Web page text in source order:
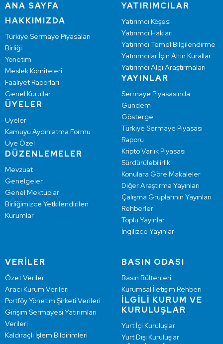
ANA SAYFA
HAKKIMIZDA
Türkiye Sermaye Piyasaları
Birliği
Yönetim
Meslek Komiteleri
Faaliyet Raporları
Genel Kurullar
ÜYELER
Üyeler
Kamuyu Aydınlatma Formu
Üye Özel
DÜZENLEMELER
Mevzuat
Genelgeler
Genel Mektuplar
Birliğimizce Yetkilendirilen
Kurumlar
YATIRIMCILAR
Yatırımcı Köşesi
Yatırımcı Hakları
Yatırımcı Temel Bilgilendirme
Yatırımcılar İçin Altın Kurallar
Yatırımcı Algı Araştırmaları
YAYINLAR
Sermaye Piyasasında
Gündem
Gösterge
Türkiye Sermaye Piyasası
Raporu
Kripto Varlık Piyasası
Sürdürülebilirlik
Konulara Göre Makaleler
Diğer Araştırma Yayınları
Çalışma Gruplarının Yayınları
Rehberler
Toplu Yayınlar
İngilizce Yayınlar
VERİLER
Özet Veriler
Aracı Kurum Verileri
Portföy Yönetim Şirketi Verileri
Girişim Sermayesi Yatırımları
Verileri
Kaldıraçlı İşlem Bildirimleri
BASIN ODASI
Basın Bültenleri
Kurumsal İletişim Rehberi
İLGİLİ KURUM VE
KURULUŞLAR
Yurt İçi Kuruluşlar
Yurt Dışı Kuruluşlar